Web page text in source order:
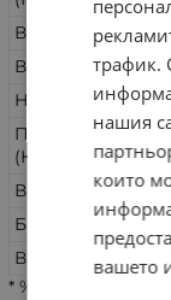
Витамин В1
Витамин В2
Ниацин
Пантотенатна
(Калциев D-
Витамин В6
Биотин (D-
Витамин В12
* %ПДП -
трафик.
нашия
които
вашето